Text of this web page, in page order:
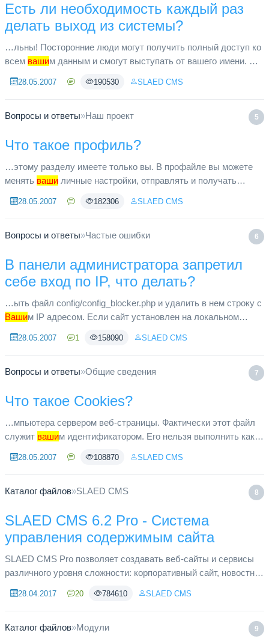
Есть ли необходимость каждый раз
делать выход из системы?
…льны! Посторонние люди могут получить полный доступ ко
всем вашим данным и смогут выступать от вашего имени. Я
конце работы, ...
28.05.2007 190530 SLAED CMS
5
Вопросы и ответы»Наш проект
Что такое профиль?
…этому разделу имеете только вы. В профайле вы можете
менять ваши личные настройки, отправлять и получать
сайта. В личных нас...
28.05.2007 182306 SLAED CMS
6
Вопросы и ответы»Частые ошибки
В панели администратора запретил
себе вход по IP, что делать?
…ыть файл config/config_blocker.php и удалить в нем строку с
Вашим IP адресом. Если сайт установлен на локальном
28.05.2007 1 158090 SLAED CMS
7
Вопросы и ответы»Общие сведения
Что такое Cookies?
…мпьютера сервером веб-страницы. Фактически этот файл
служит вашим идентификатором. Его нельзя выполнить как
файл однозначно ...
28.05.2007 108870 SLAED CMS
8
Каталог файлов»SLAED CMS
SLAED CMS 6.2 Pro - Система
управления содержимым сайта
SLAED CMS Pro позволяет создавать веб-сайты и сервисы
различного уровня сложности: корпоративный сайт, новостной
позволяет лю...
28.04.2017 20 784610 SLAED CMS
9
Каталог файлов»Модули